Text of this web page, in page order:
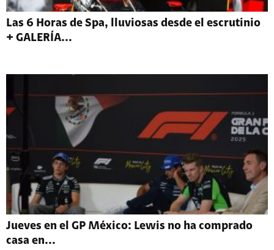
Las 6 Horas de Spa, lluviosas desde el escrutinio
+ GALERÍA...
Jueves en el GP México: Lewis no ha comprado
casa en...